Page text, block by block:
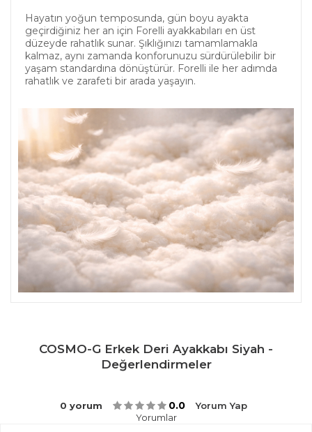
Hayatın yoğun temposunda, gün boyu ayakta
geçirdiğiniz her an için Forelli ayakkabıları en üst
düzeyde rahatlık sunar. Şıklığınızı tamamlamakla
kalmaz, aynı zamanda konforunuzu sürdürülebilir bir
yaşam standardına dönüştürür. Forelli ile her adımda
rahatlık ve zarafeti bir arada yaşayın.
COSMO-G Erkek Deri Ayakkabı Siyah -
Değerlendirmeler
0 yorum 0.0
Yorum Yap
Yorumlar